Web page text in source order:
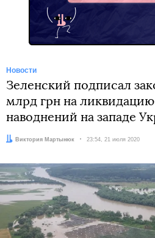
Новости
Зеленский подписал
млрд грн на
наводнений на западе
Автор:Виктория Мартынюк Дата:
23:54, 21 июля 2020